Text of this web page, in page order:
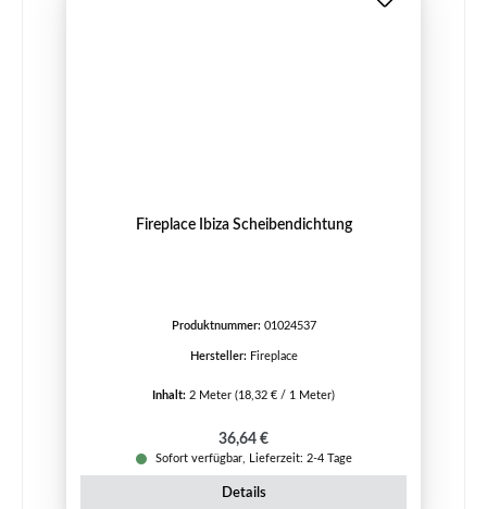
Fireplace Ibiza Scheibendichtung
Produktnummer: 01024537
Hersteller: Fireplace
Inhalt: 2 Meter (18,32 € / 1 Meter)
Regulärer Preis:
36,64 €
Sofort verfügbar, Lieferzeit: 2-4 Tage
Details